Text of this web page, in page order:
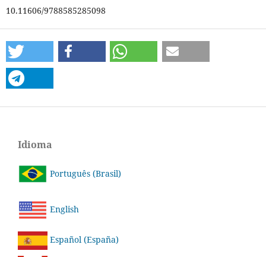
10.11606/9788585285098
Idioma
Português (Brasil)
English
Español (España)